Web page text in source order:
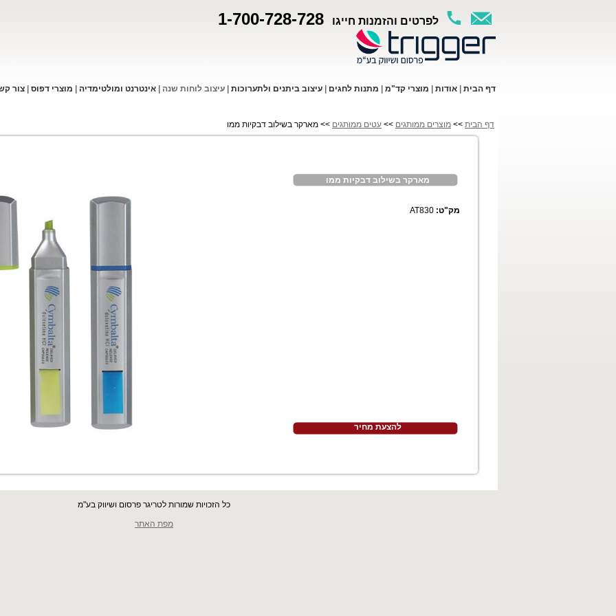
לפרטים והזמנות חייגו 1-700-728-728
דף הבית אודות מוצרי קד"מ מתנות לחגים עיצוב ביתנים ולתערוכות עיצוב לוחות שנה אינטרנט ומולטימדיה מוצרי דפוס צור
דף הבית >> מוצרים ממותגים >> עטים ממותגים >> מארקר בשילוב דבקיות ממו
מארקר בשילוב דבקיות ממו
מק"ט: AT830
להצעת מחיר
כל הזכויות שמורות לטריגר פרסום ושיווק בע"מ
מפת האתר